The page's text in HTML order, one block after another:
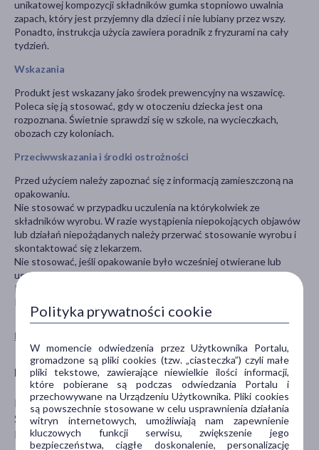
Pokaż wszystkie produkty NITOLIC
Producent
ICB PHARMA TOMASZ ŚWIĘTOSŁAWSKI, PAWEŁ
ŚWIĘTOSŁAWSKI SPÓŁKA JAWNA
Moździerzowców 6a
unikatowej kompozycji składników gumka stopniowo uwalnia
zapach, który jest przyjemny dla dzieci i nie lubiany przez wszy.
Ponadto, instrukcja użycia zawiera poradnik z fryzurami na cały
tydzień.
Wskazania
Produkt jest wskazany jako środek prewencyjny na wszawicę.
Poleca się ją stosować, gdy w otoczeniu dziecka jest ona
rozpoznana. Świetnie sprawdzi się w szkole, na wycieczkach,
obozach czy koloniach.
Przeciwwskazania i środki ostrożności
Przed użyciem należy zapoznać się z informacją zamieszczoną na
opakowaniu.
Nie stosować w przypadku uczulenia na którykolwiek ze
składników wyrobu. W razie wystąpienia niepokojących objawów
lub działań niepożądanych należy przerwać stosowanie wyrobu i
skontaktować się z lekarzem.
Nie stosować, jeśli opakowanie było wcześniej otwierane lub
uszkodzone.
Przechowywać w sposób niedostępny dla dzieci.
Przechowywać w temperaturze pokojowej.
Polityka prywatności cookie
W momencie odwiedzenia przez Użytkownika Portalu,
gromadzone są pliki cookies (tzw. „ciasteczka”) czyli małe
pliki tekstowe, zawierające niewielkie ilości informacji,
które pobierane są podczas odwiedzania Portalu i
przechowywane na Urządzeniu Użytkownika. Pliki cookies
są powszechnie stosowane w celu usprawnienia działania
witryn internetowych, umożliwiają nam zapewnienie
kluczowych funkcji serwisu, zwiększenie jego
bezpieczeństwa, ciągłe doskonalenie, personalizację